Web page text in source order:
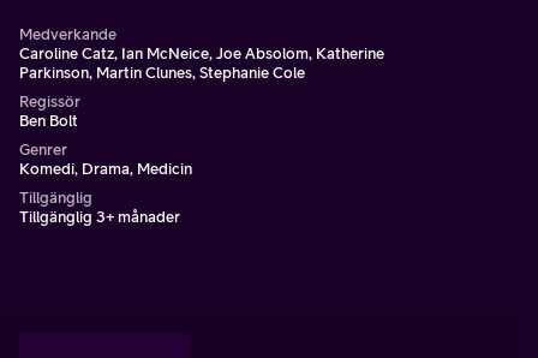
Medverkande
Caroline Catz, Ian McNeice, Joe Absolom, Katherine
Parkinson, Martin Clunes, Stephanie Cole
Regissör
Ben Bolt
Genrer
Komedi, Drama, Medicin
Tillgänglig
Tillgänglig 3+ månader